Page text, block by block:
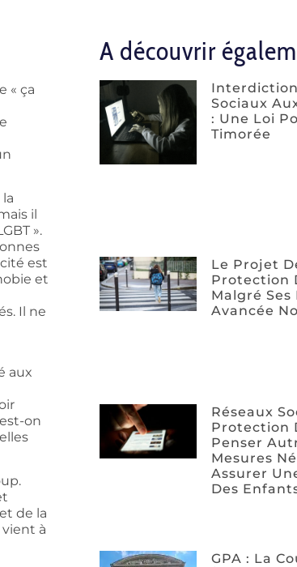
« ça
il
».
est
et
Il ne
aux
on
de la
à
A découvrir
Interdiction
Sociaux
: Une Loi
Timorée
Le Projet
Protection
Malgré Ses
Avancée
Réseaux
Protection
Penser
Mesures
Assurer
Des
GPA : La